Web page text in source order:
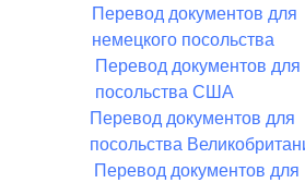
Перевод документов для
немецкого посольства
Перевод документов для
посольства США
Перевод документов для
посольства
Перевод документов для